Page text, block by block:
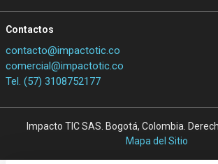
Contactos
contacto@impactotic.co
comercial@impactotic.co
Tel. (57) 3108752177
Impacto TIC SAS. Bogotá, Colombia.
Mapa del Sitio